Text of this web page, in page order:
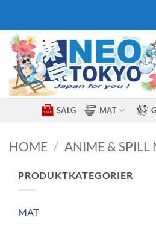
content
SALG MAT
HOME / ANIME & SPILL
PRODUKTKATEGORIER
MAT